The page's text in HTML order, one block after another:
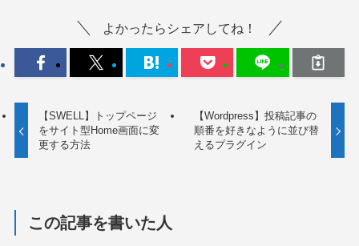
よかったらシェアしてね！
【SWELL】トップページ
をサイト型Home画面に変
更する方法
【Wordpress】投稿記事の
順番を好きなように並び替
えるプラグイン
この記事を書いた人